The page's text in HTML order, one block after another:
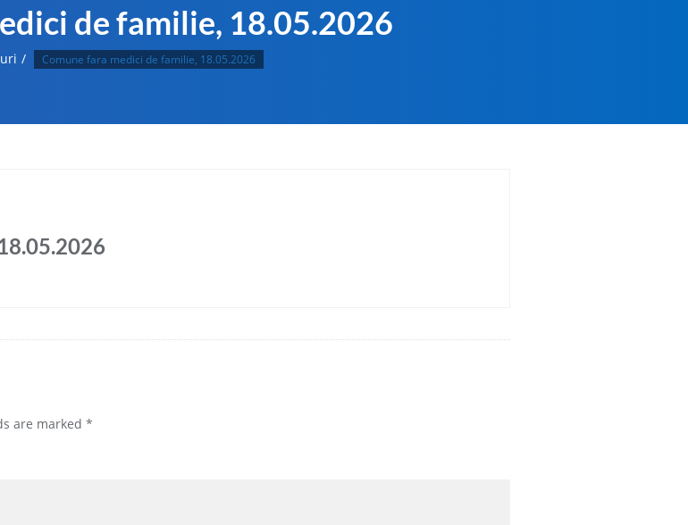
de familie, 18.05.2026
Comune fara medici de familie, 18.05.2026
are marked *